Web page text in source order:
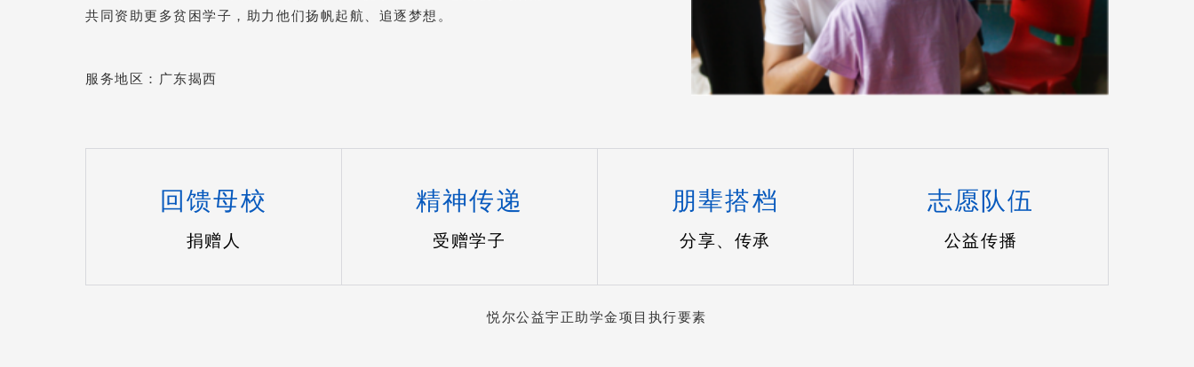
共同资助更多贫困学子，助力他们扬帆起航、追逐梦想。
服务地区：广东揭西
回馈母校
捐赠人
精神传递
受赠学子
朋辈搭档
分享、传承
志愿队伍
公益传播
悦尔公益宇正助学金项目执行要素